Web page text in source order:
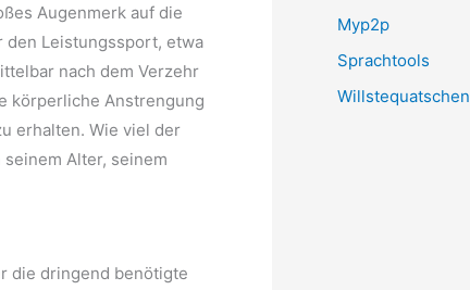
Augenmerk auf die
den Leistungssport, etwa
nach dem Verzehr
körperliche Anstrengung
erhalten. Wie viel der
Alter, seinem
die dringend benötigte
Myp2p
Sprachtools
Willstequatschen